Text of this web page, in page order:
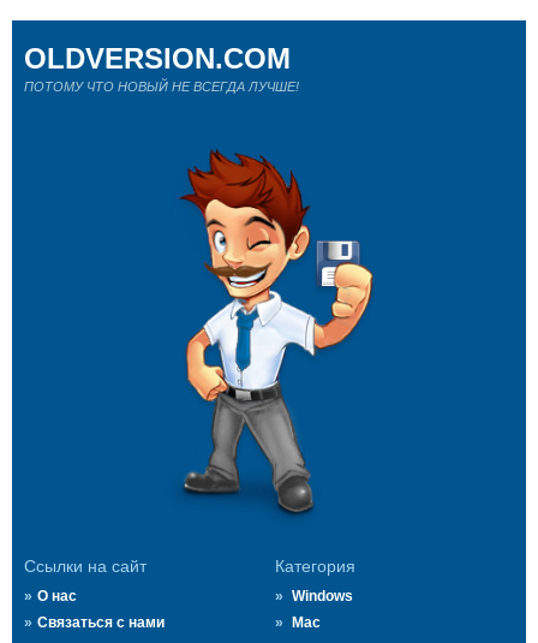
Ссылки на сайт
О нас
Связаться с нами
Категория
Windows
Mac
OLDVERSION.COM
ПОТОМУ ЧТО НОВЫЙ НЕ ВСЕГДА ЛУЧШЕ!